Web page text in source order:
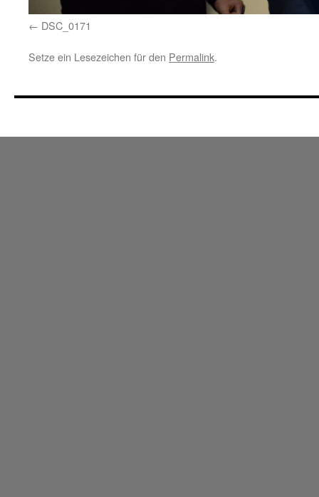
DSC_0171
Setze ein Lesezeichen für den Permalink.